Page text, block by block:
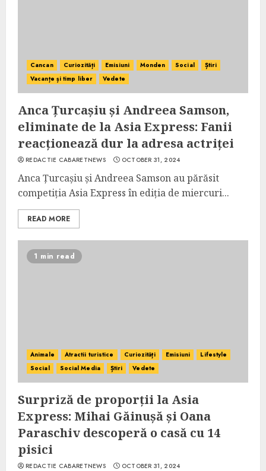
Cancan Curiozități Emisiuni Monden Social
Știri
Vacanțe și timp liber
Vedete
Anca Țurcașiu și Andreea Samson,
eliminate de la Asia Express: Fanii
reacționează dur la adresa actriței
REDACTIE CABARETNEWS OCTOBER 31, 2024
Anca Țurcașiu și Andreea Samson au părăsit
competiția Asia Express în ediția de miercuri...
READ MORE
1 min read
Animale Atractii turistice Curiozități Emisiuni
Lifestyle
Social
Social Media Știri Vedete
Surpriză de proporții la Asia
Express: Mihai Găinușă și Oana
Paraschiv descoperă o casă cu 14
pisici
REDACTIE CABARETNEWS OCTOBER 31, 2024